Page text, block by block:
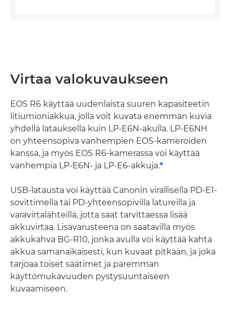
Virtaa valokuvaukseen
EOS R6 käyttää uudenlaista suuren kapasiteetin
litiumioniakkua, jolla voit kuvata enemmän kuvia
yhdellä latauksella kuin LP-E6N-akulla. LP-E6NH
on yhteensopiva vanhempien EOS-kameroiden
kanssa, ja myös EOS R6-kamerassa voi käyttää
vanhempia LP-E6N- ja LP-E6-akkuja.*
USB-latausta voi käyttää Canonin virallisella PD-E1-
sovittimella tai PD-yhteensopivilla latureilla ja
varavirtalähteillä, jotta saat tarvittaessa lisää
akkuvirtaa. Lisävarusteena on saatavilla myös
akkukahva BG-R10, jonka avulla voi käyttää kahta
akkua samanaikaisesti, kun kuvaat pitkään, ja joka
tarjoaa toiset säätimet ja paremman
käyttömukavuuden pystysuuntaiseen
kuvaamiseen.